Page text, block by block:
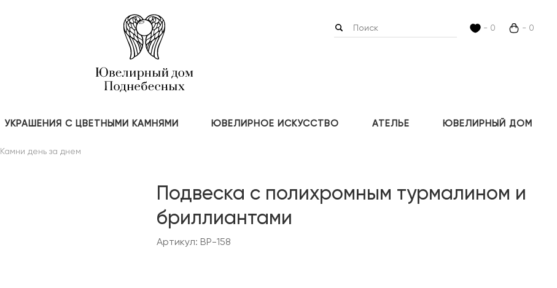
- 0 - 0
УКРАШЕНИЯ С ЦВЕТНЫМИ КАМНЯМИ ЮВЕЛИРНОЕ ИСКУССТВО АТЕЛЬЕ ЮВЕЛИРНЫЙ ДОМ
Камни день за днем
Подвеска с полихромным турмалином и
бриллиантами
Артикул: BP-158